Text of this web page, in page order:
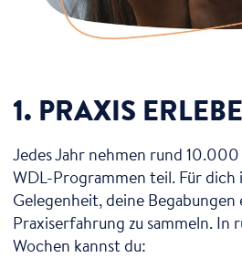
1. PRAXIS
Jedes Jahr nehmen rund
WDL-Programmen teil. Für dich
Gelegenheit, deine
Praxiserfahrung zu sammeln. In
Wochen kannst du: